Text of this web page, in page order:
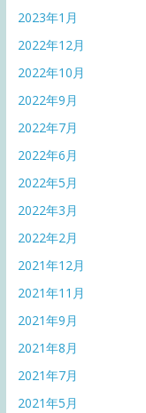
2023年1月
2022年12月
2022年10月
2022年9月
2022年7月
2022年6月
2022年5月
2022年3月
2022年2月
2021年12月
2021年11月
2021年9月
2021年8月
2021年7月
2021年5月